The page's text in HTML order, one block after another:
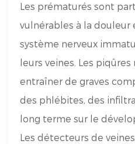
Les prématurés sont
vulnérables à la douleur
système nerveux
leurs veines. Les
entraîner de graves
des phlébites, des
long terme sur le
Les détecteurs de